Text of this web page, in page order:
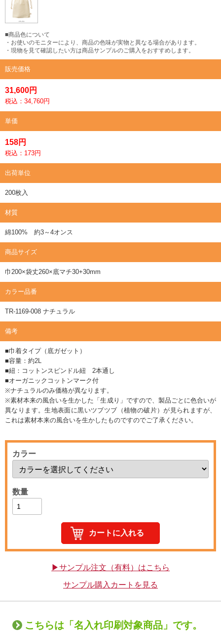
■商品色について
・お使いのモニターにより、商品の色味が実物と異なる場合があります。
・現物を見て確認したい方は商品サンプルのご購入をおすすめします。
販売価格
31,600円
税込：34,760円
単価
158円
税込：173円
出荷単位
200枚入
材質
綿100% 約3～4オンス
商品サイズ
巾200×袋丈260×底マチ30+30mm
カラー品番
TR-1169-008 ナチュラル
備考
■巾着タイプ（底ガゼット）
■容量：約2L
■紐：コットンスピンドル紐 2本通し
■オーガニックコットンマーク付
※ナチュラルのみ価格が異なります。
※素材本来の風合いを生かした「生成り」ですので、製品ごとに色合いが
異なります。生地表面に黒いツブツブ（植物の破片）が見られますが、
これは素材本来の風合いを生かしたものですのでご了承ください。
カラー
数量
▶サンプル注文（有料）はこちら
サンプル購入カートを見る
こちらは「名入れ印刷対象商品」です。